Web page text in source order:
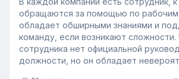
обращаются за помощью по
обладает обширными знаниями и
команду, если возникают сложности.
сотрудника нет официальной
должности, но он обладает